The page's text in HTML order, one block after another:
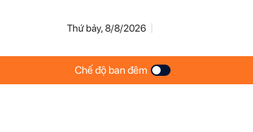
Thứ bảy, 8/8/2026
Chế độ ban đêm